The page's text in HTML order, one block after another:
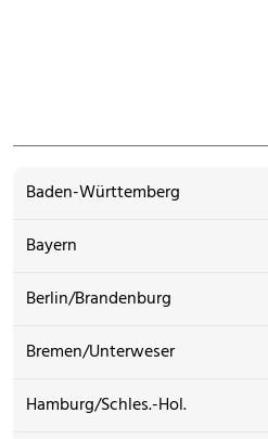
Baden-Württemberg
Bayern
Berlin/Brandenburg
Bremen/Unterweser
Hamburg/Schles.-Hol.